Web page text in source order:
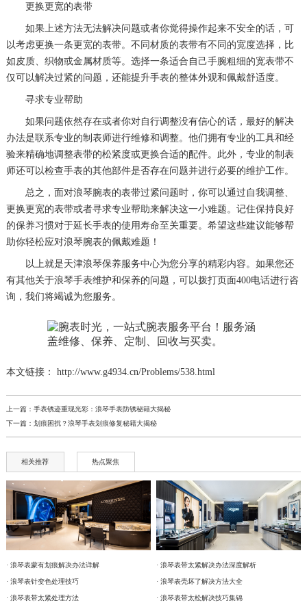
更换更宽的表带
如果上述方法无法解决问题或者你觉得操作起来不安全的话，可
以考虑更换一条更宽的表带。不同材质的表带有不同的宽度选择，比
如皮质、织物或金属材质等。选择一条适合自己手腕粗细的宽表带不
仅可以解决过紧的问题，还能提升手表的整体外观和佩戴舒适度。
寻求专业帮助
如果问题依然存在或者你对自行调整没有信心的话，最好的解决
办法是联系专业的制表师进行维修和调整。他们拥有专业的工具和经
验来精确地调整表带的松紧度或更换合适的配件。此外，专业的制表
师还可以检查手表的其他部件是否存在问题并进行必要的维护工作。
总之，面对浪琴腕表的表带过紧问题时，你可以通过自我调整、
更换更宽的表带或者寻求专业帮助来解决这一小难题。记住保持良好
的保养习惯对于延长手表的使用寿命至关重要。希望这些建议能够帮
助你轻松应对浪琴腕表的佩戴难题！
以上就是天津浪琴保养服务中心为您分享的精彩内容。如果您还
有其他关于浪琴手表维护和保养的问题，可以拨打页面400电话进行咨
询，我们将竭诚为您服务。
本文链接： http://www.g4934.cn/Problems/538.html
上一篇： 手表锈迹重现光彩：浪琴手表防锈秘籍大揭秘
下一篇： 划痕困扰？浪琴手表划痕修复秘籍大揭秘
相关推荐 热点聚焦
· 浪琴表蒙有划痕解决办法详解
· 浪琴表针变色处理技巧
· 浪琴表带太紧处理方法
· 浪琴表带太紧解决办法深度解析
· 浪琴表壳坏了解决方法大全
· 浪琴表带太松解决技巧集锦